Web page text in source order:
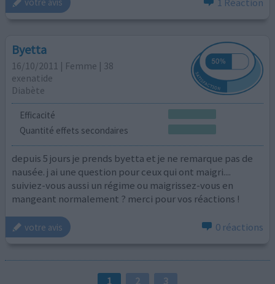
votre avis
Byetta
16/10/2011 | Femme | 38
exenatide
Diabète
Efficacité
Quantité effets secondaires
depuis 5 jours je prends byetta et je ne remarque pas de
nausée. j ai une question pour ceux qui ont maigri....
suiviez-vous aussi un régime ou maigrissez-vous en
mangeant normalement ? merci pour vos réactions !
votre avis 0 réactions
1 2 3